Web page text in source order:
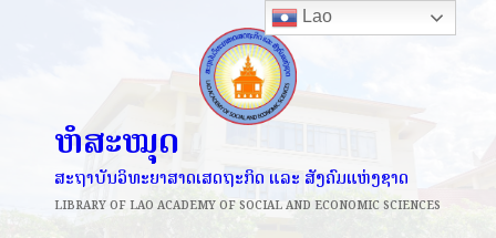
ຫໍສະໝຸດ
ສະຖາບັນວິທະຍາສາດເສດຖະກິດ ແລະ ສັງຄົມແຫ່ງຊາດ
LIBRARY OF LAO ACADEMY OF SOCIAL AND ECONOMIC SCIENCES
Lao